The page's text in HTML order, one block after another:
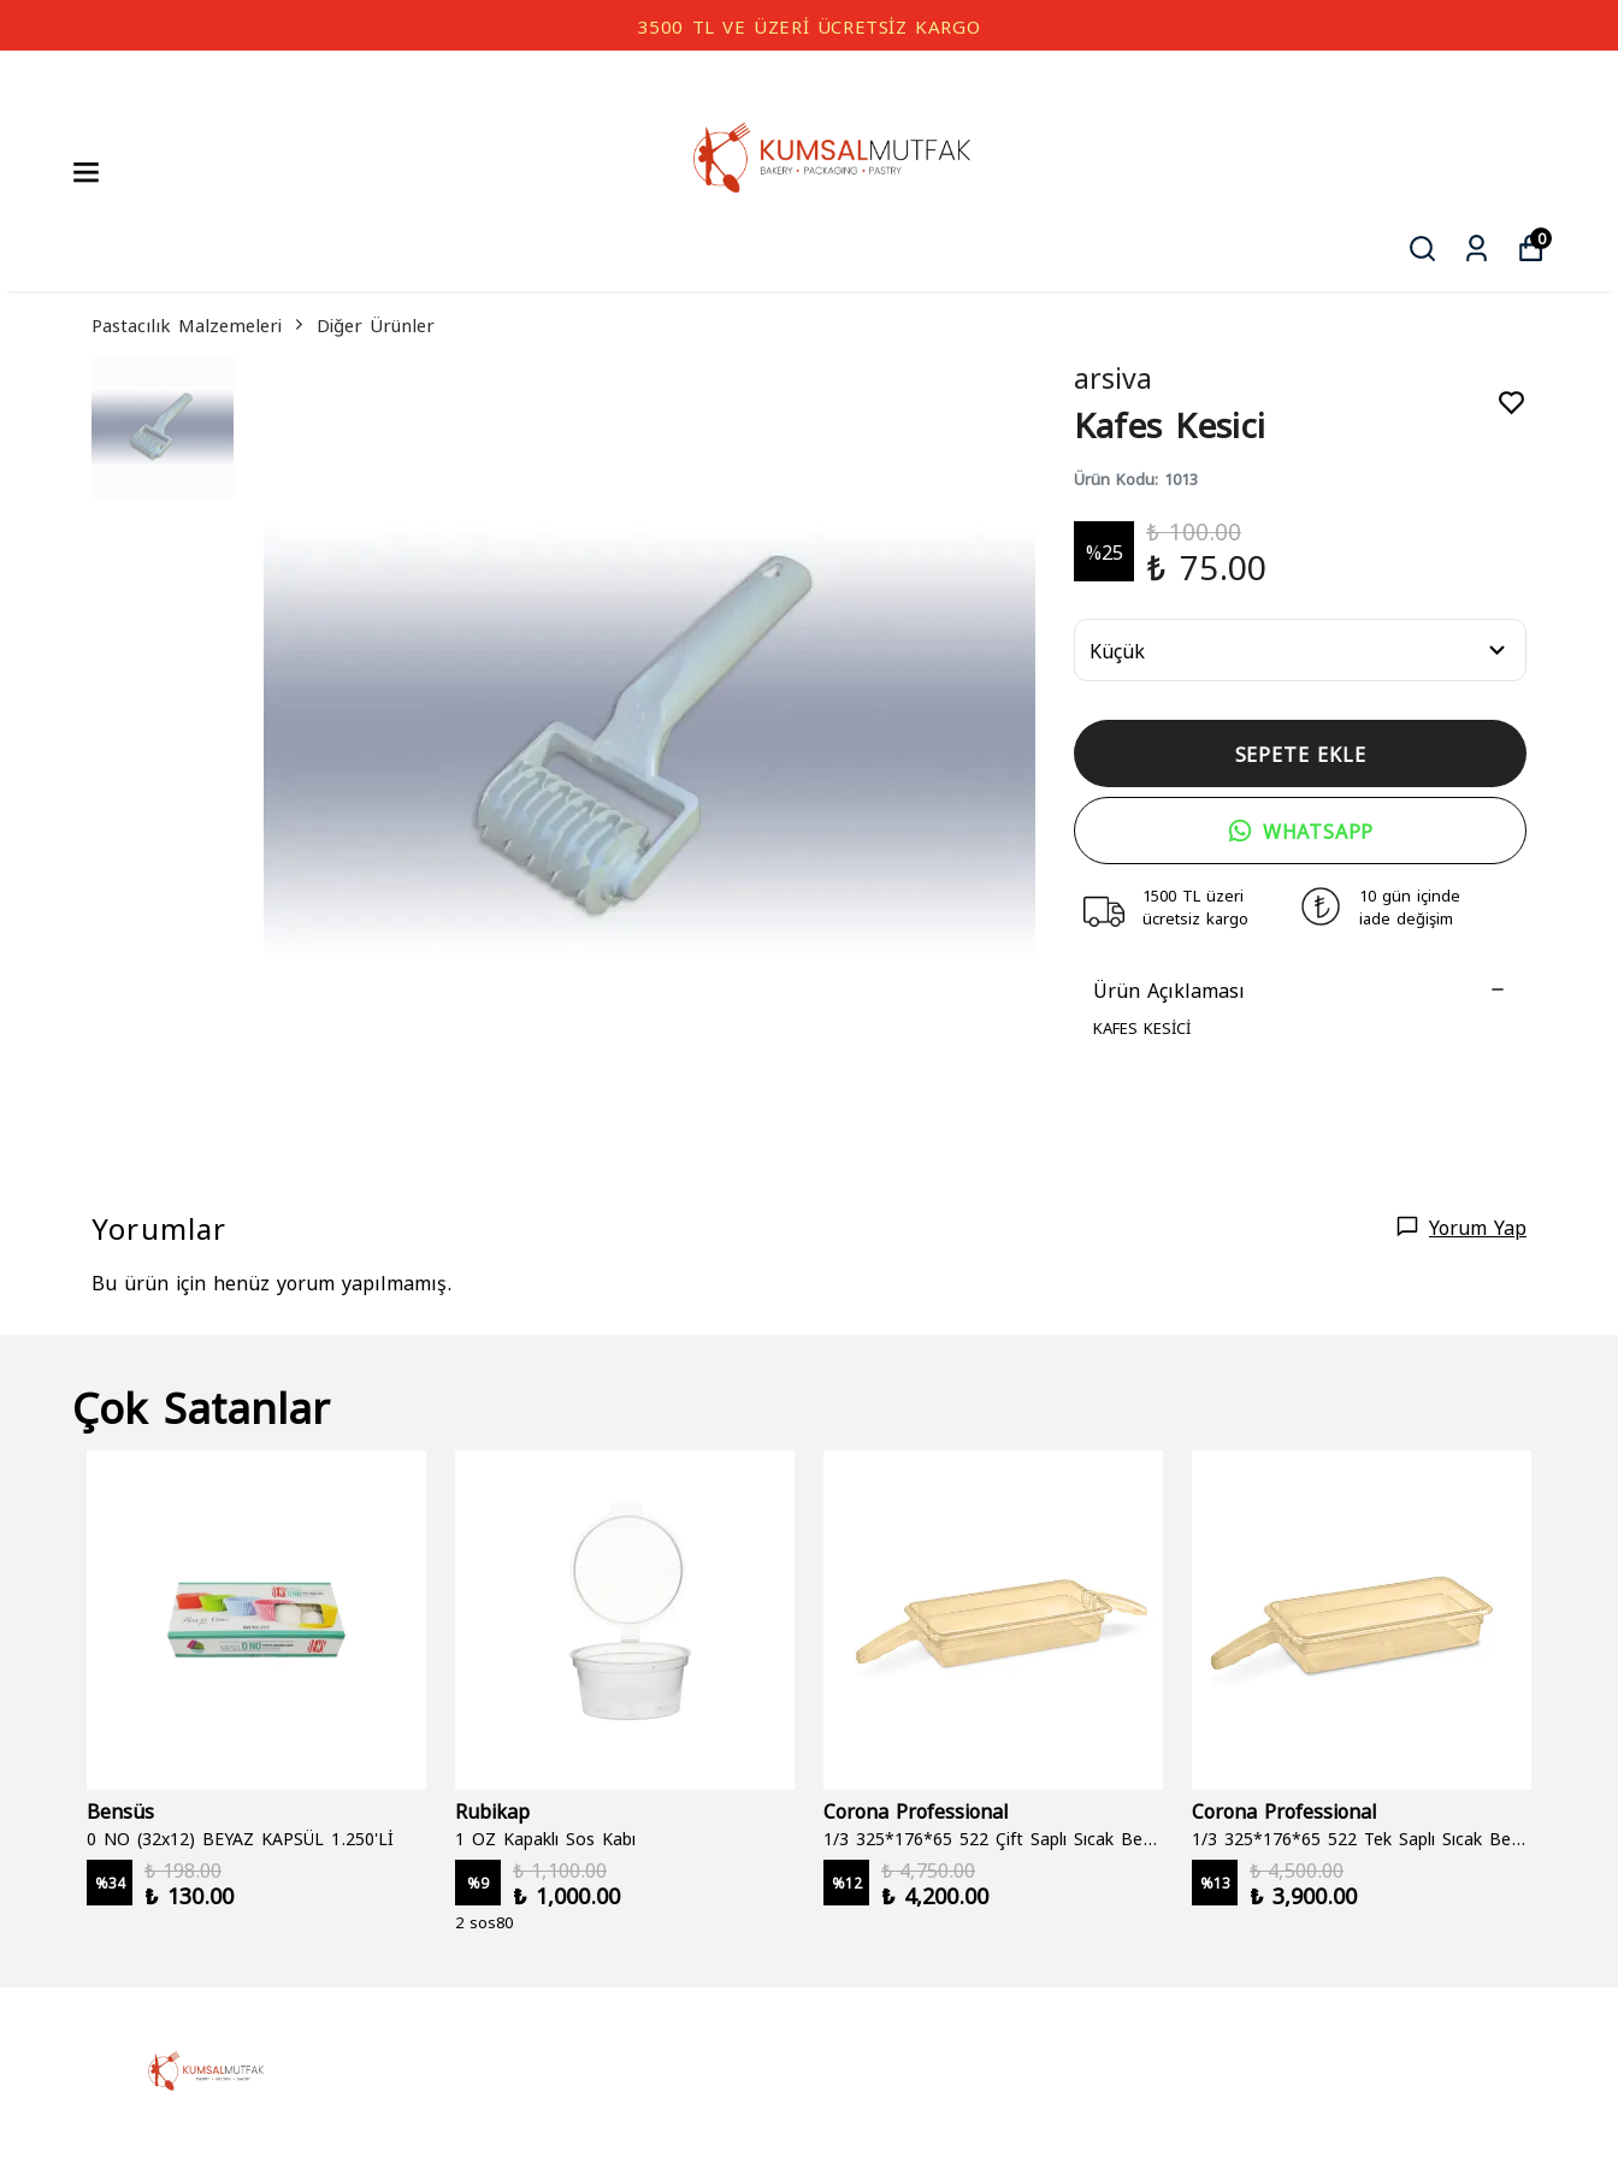
3500 TL VE ÜZERİ ÜCRETSİZ KARGO
0
Pastacılık Malzemeleri Diğer Ürünler
arsiva
Kafes Kesici
Ürün Kodu: 1013
%25
₺ 100.00
₺ 75.00
SEPETE EKLE
WHATSAPP
1500 TL üzeri
ücretsiz kargo
10 gün içinde
iade değişim
Ürün Açıklaması
KAFES KESİCİ
Yorumlar Yorum Yap
Bu ürün için henüz yorum yapılmamış.
Çok Satanlar
Bensüs
0 NO (32x12) BEYAZ KAPSÜL 1.250'Lİ
%34
₺ 198.00
₺ 130.00
Rubikap
1 OZ Kapaklı Sos Kabı
%9
₺ 1,100.00
₺ 1,000.00
2 sos80
Corona Professional
1/3 325*176*65 522 Çift Saplı Sıcak Bekletme Tepsisi
%12
₺ 4,750.00
₺ 4,200.00
Corona Professional
1/3 325*176*65 522 Tek Saplı Sıcak Bekletme Tepsisi
%13
₺ 4,500.00
₺ 3,900.00